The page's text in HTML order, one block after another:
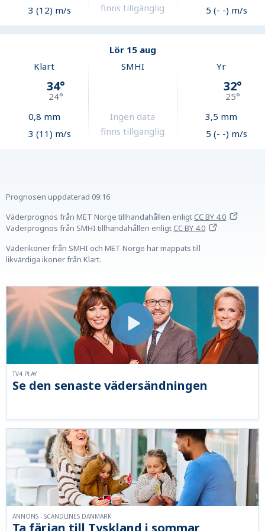
3 (12) m/s
finns tillgänglig
5 (- -) m/s
Lör 15 aug
Klart
34°
24°
0,8 mm
3 (11) m/s
SMHI
Ingen data
finns tillgänglig
Yr
32°
25°
3,5 mm
5 (- -) m/s
Prognosen uppdaterad 09:16
Väderprognos från MET Norge tillhandahållen enligtCC BY 4.0
Väderprognos från SMHI tillhandahållen enligtCC BY 4.0
Väderikoner från SMHI och MET Norge har mappats till
likvärdiga ikoner från Klart.
Se den senaste vädersändningen
TV4 PLAY
ANNONS - SCANDLINES DANMARK